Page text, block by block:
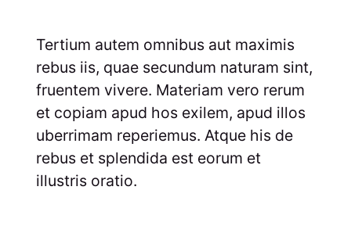
Tertium autem omnibus aut maximis
rebus iis, quae secundum naturam sint,
fruentem vivere. Materiam vero rerum
et copiam apud hos exilem, apud illos
uberrimam reperiemus. Atque his de
rebus et splendida est eorum et
illustris oratio.